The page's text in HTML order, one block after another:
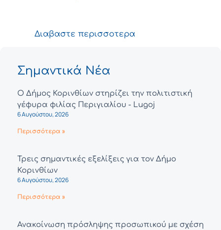
Διαβαστε περισσοτερα
Σημαντικά Νέα
Ο Δήμος Κορινθίων στηρίζει την πολιτιστική
γέφυρα φιλίας Περιγιαλίου - Lugoj
6 Αυγούστου, 2026
Περισσότερα »
Τρεις σημαντικές εξελίξεις για τον Δήμο
Κορινθίων
6 Αυγούστου, 2026
Περισσότερα »
Ανακοίνωση πρόσληψης προσωπικού με σχέση